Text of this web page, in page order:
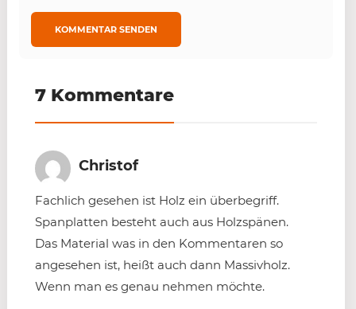
7 Kommentare
Christof
Fachlich gesehen ist Holz ein überbegriff.
Spanplatten besteht auch aus Holzspänen.
Das Material was in den Kommentaren so
angesehen ist, heißt auch dann Massivholz.
Wenn man es genau nehmen möchte.